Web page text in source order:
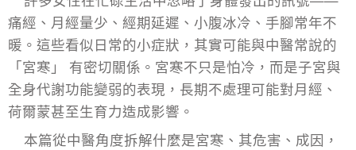
痛經、月經量少、經期延遲、小腹冰冷、手腳常年不
暖。這些看似日常的小症狀，其實可能與中醫常說的
「宮寒」 有密切關係。宮寒不只是怕冷，而是子宮與
全身代謝功能變弱的表現，長期不處理可能對月經、
荷爾蒙甚至生育力造成影響。
本篇從中醫角度拆解什麼是宮寒、其危害、成因，